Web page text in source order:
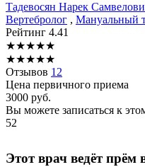
Тадевосян Нарек
Вертебролог , Мануальный
Рейтинг 4.41
★★★★★
★★★★★
Отзывов 12
Цена первичного приема
3000 руб.
Вы можете записаться к
52
Этот врач ведёт